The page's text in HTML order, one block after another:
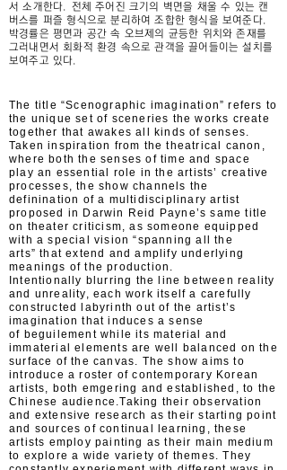
서 소개한다. 전체 주어진 크기의 벽면을 채울 수 있는 캔
버스를 퍼즐 형식으로 분리하여 조합한 형식을 보여준다.
박경률은 평면과 공간 속 오브제의 균등한 위치와 존재를
그러내면서 회화적 환경 속으로 관객을 끌어들이는 설치를
보여주고 있다.
The title “Scenographic imagination” refers to
the unique set of sceneries the works create
together that awakes all kinds of senses.
Taken inspiration from the theatrical canon,
where both the senses of time and space
play an essential role in the artists’ creative
processes, the show channels the
definination of a multidisciplinary artist
proposed in Darwin Reid Payne’s same title
on theater criticism, as someone equipped
with a special vision “spanning all the
arts” that extend and amplify underlying
meanings of the production.
Intentionally blurring the line between reality
and unreality, each work itself a carefully
constructed labyrinth out of the artist’s
imagination that induces a sense
of beguilement while its material and
immaterial elements are well balanced on the
surface of the canvas. The show aims to
introduce a roster of contemporary Korean
artists, both emgering and established, to the
Chinese audience.Taking their observation
and extensive research as their starting point
and sources of continual learning, these
artists employ painting as their main medium
to explore a wide variety of themes. They